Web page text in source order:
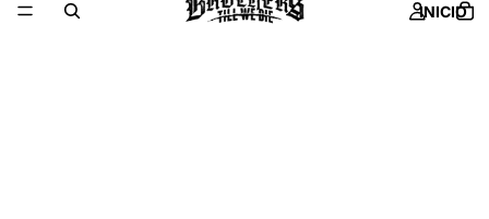
INICIO